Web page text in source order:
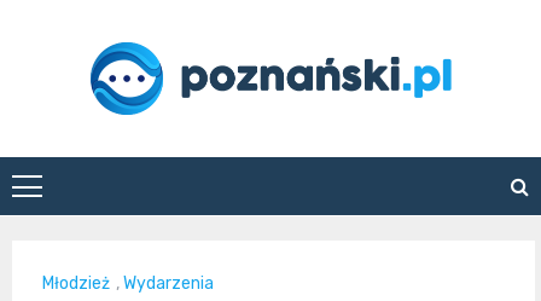
poznanski.pl
Młodzież ,Wydarzenia